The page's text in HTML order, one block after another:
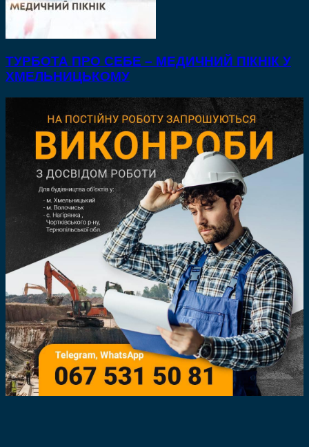
ТУРБОТА ПРО СЕБЕ – МЕДИЧНИЙ ПІКНІК У
ХМЕЛЬНИЦЬКОМУ